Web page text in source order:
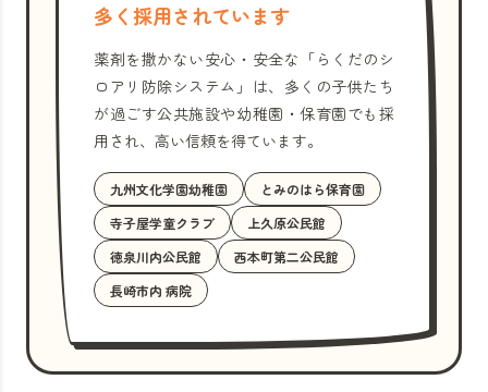
多く採用されています
薬剤を撒かない安心・安全な「らくだのシ
ロアリ防除システム」は、多くの子供たち
が過ごす公共施設や幼稚園・保育園でも採
用され、高い信頼を得ています。
九州文化学園幼稚園
とみのはら保育園
寺子屋学童クラブ
上久原公民館
徳泉川内公民館
西本町第二公民館
長崎市内 病院